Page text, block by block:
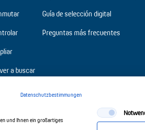
a buscar
Guía de selección digital
Preguntas más frecuentes
Datenschutzbestimmungen
und Ihnen ein großartiges